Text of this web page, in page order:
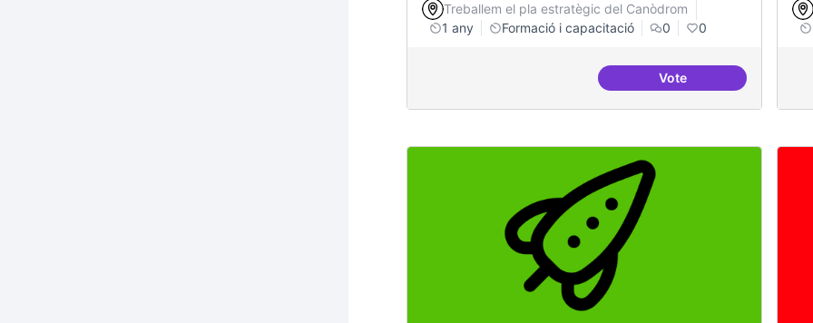
Treballem el pla estratègic del Canòdrom
1 any
Formació i capacitació 0 0
VoteConsolidar oferta